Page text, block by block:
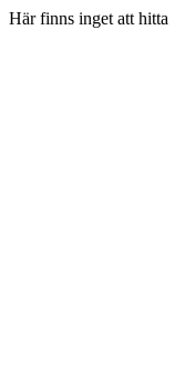
Här finns inget att hitta